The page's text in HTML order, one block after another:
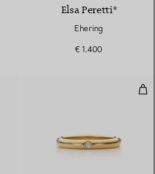
Elsa Peretti®
Ehering
€ 1.400